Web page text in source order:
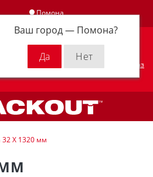
Помона
Ваш город — Помона?
Личный кабинет
0 р.
Оформить заказ
X 1320 мм
ММ